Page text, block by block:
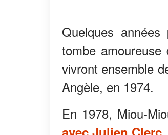
Quelques
tombe
vivront ensemble
Angèle, en 1974.
En 1978, Miou-